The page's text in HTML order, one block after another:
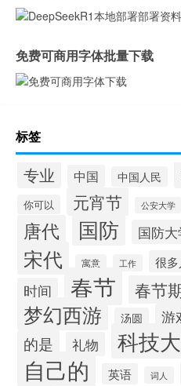
免费可商用字体批量下载
标签
专业 中国 中国人民
你可以 元宵节 公安大学
唐代 国防 国防大
宋代 寓意 工作 很多
时间 春节 春节
梦幻西游 汤圆 游
的是 礼物 科技
自己的 英语 词人